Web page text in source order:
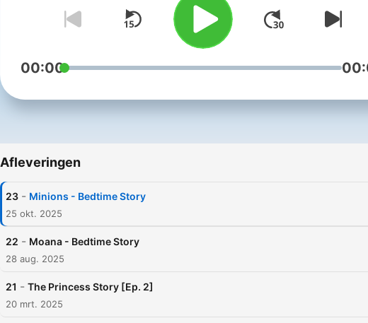
00:00
Afleveringen
23 - Minions - Bedtime Story
25 okt. 2025
22 - Moana - Bedtime Story
28 aug. 2025
21 - The Princess Story [Ep. 2]
20 mrt. 2025